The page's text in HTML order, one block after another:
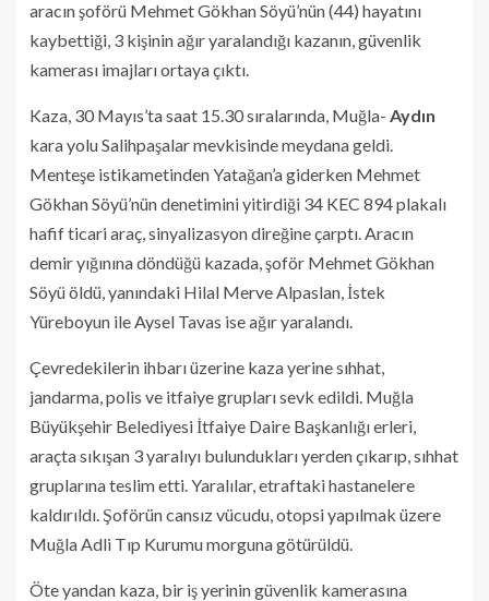
aracın şoförü Mehmet Gökhan Söyü’nün (44) hayatını
kaybettiği, 3 kişinin ağır yaralandığı kazanın, güvenlik
kamerası imajları ortaya çıktı.
Kaza, 30 Mayıs’ta saat 15.30 sıralarında, Muğla- Aydın
kara yolu Salihpaşalar mevkisinde meydana geldi.
Menteşe istikametinden Yatağan’a giderken Mehmet
Gökhan Söyü’nün denetimini yitirdiği 34 KEC 894 plakalı
hafif ticari araç, sinyalizasyon direğine çarptı. Aracın
demir yığınına döndüğü kazada, şoför Mehmet Gökhan
Söyü öldü, yanındaki Hilal Merve Alpaslan, İstek
Yüreboyun ile Aysel Tavas ise ağır yaralandı.
Çevredekilerin ihbarı üzerine kaza yerine sıhhat,
jandarma, polis ve itfaiye grupları sevk edildi. Muğla
Büyükşehir Belediyesi İtfaiye Daire Başkanlığı erleri,
araçta sıkışan 3 yaralıyı bulundukları yerden çıkarıp, sıhhat
gruplarına teslim etti. Yaralılar, etraftaki hastanelere
kaldırıldı. Şoförün cansız vücudu, otopsi yapılmak üzere
Muğla Adli Tıp Kurumu morguna götürüldü.
Öte yandan kaza, bir iş yerinin güvenlik kamerasına